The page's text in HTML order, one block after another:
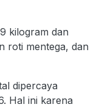
kilogram dan
roti mentega, dan
dipercaya
Hal ini karena